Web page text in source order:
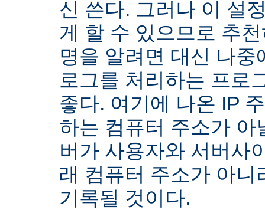
신 쓴다. 그러나 이 설
게 할 수 있으므로 추
명을 알려면 대신 나
로그를 처리하는 프로
좋다. 여기에 나온 IP
하는 컴퓨터 주소가 아
버가 사용자와 서버사
래 컴퓨터 주소가 아니
기록될 것이다.